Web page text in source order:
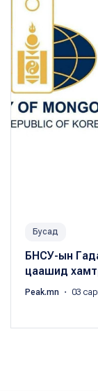
Бусад
БНСУ-ын
цаашид
Peak.mn ・ 03